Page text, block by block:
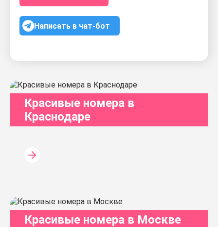
Написать в чат-бот
Красивые номера в
Краснодаре
Красивые номера в Москве